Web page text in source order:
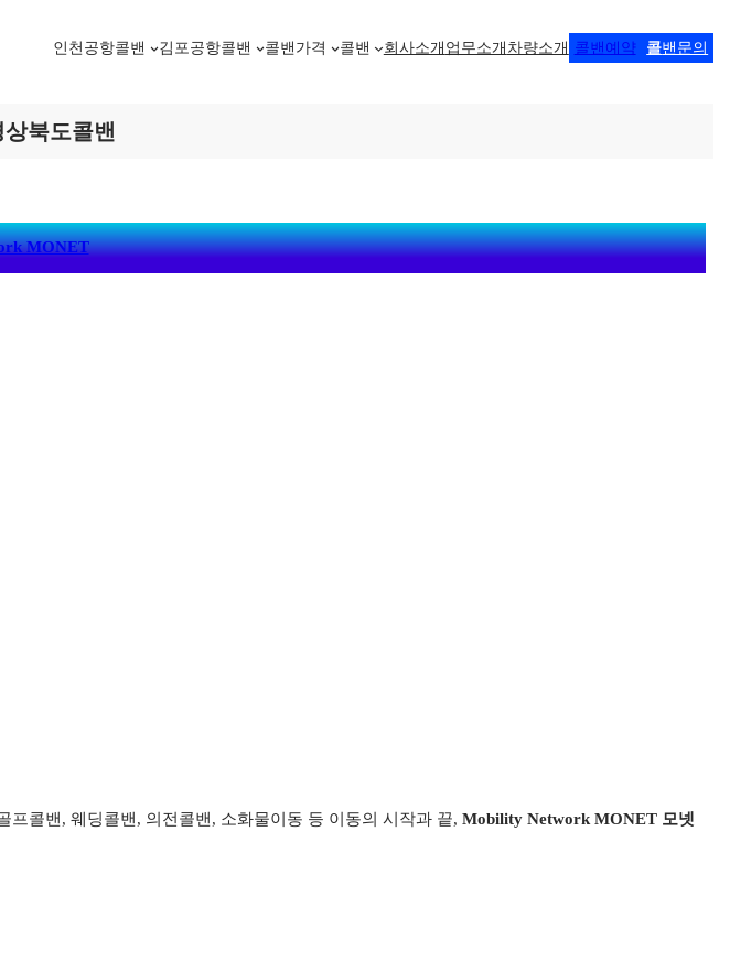
인천공항콜밴 김포공항콜밴 콜밴가격 콜밴 회사소개 업무소개 차량소개 콜밴예약 콜밴문의
북도콜밴
MONET
프콜밴, 웨딩콜밴, 의전콜밴, 소화물이동 등 이동의 시작과 끝,Mobility Network MONET 모넷